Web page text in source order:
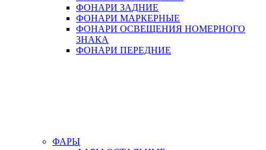
ФОНАРИ ЗАДНИЕ
ФОНАРИ МАРКЕРНЫЕ
ФОНАРИ ОСВЕЩЕНИЯ НОМЕРНОГО
ЗНАКА
ФОНАРИ ПЕРЕДНИЕ
ФАРЫ